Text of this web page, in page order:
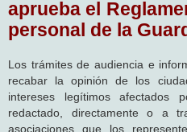
e
aprueba el
personal de la
Los trámites de audiencia e
recabar la opinión de los
intereses legítimos afectados
redactado, directamente o a
asociaciones que los